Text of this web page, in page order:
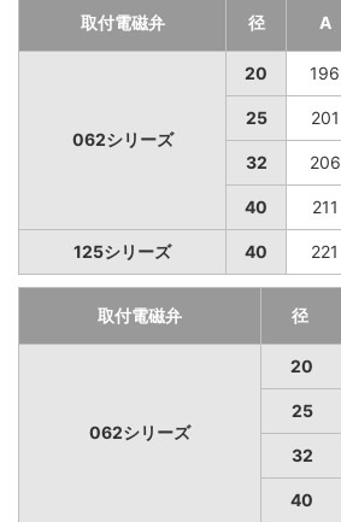
取付電磁弁 径 A
062シリーズ
20 196
25 201
32 206
40 211
125シリーズ 40 221
取付電磁弁 径
062シリーズ
20
25
32
40